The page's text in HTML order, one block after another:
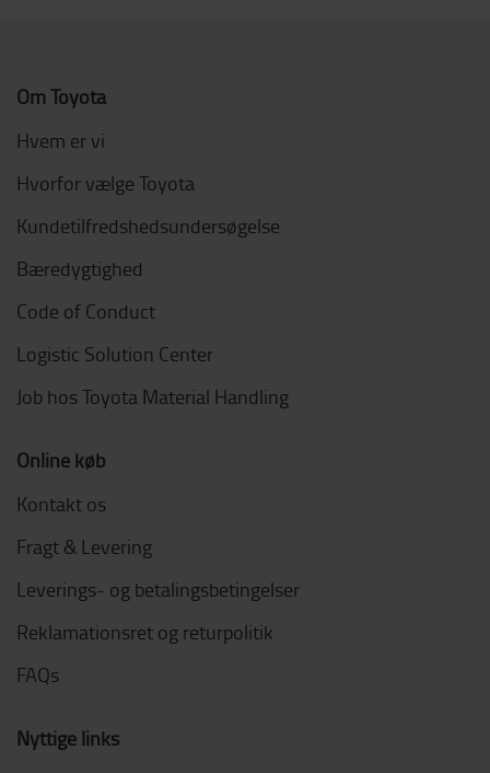
Om Toyota
Hvem er vi
Hvorfor vælge Toyota
Kundetilfredshedsundersøgelse
Bæredygtighed
Code of Conduct
Logistic Solution Center
Job hos Toyota Material Handling
Online køb
Kontakt os
Fragt & Levering
Leverings- og betalingsbetingelser
Reklamationsret og returpolitik
FAQs
Nyttige links